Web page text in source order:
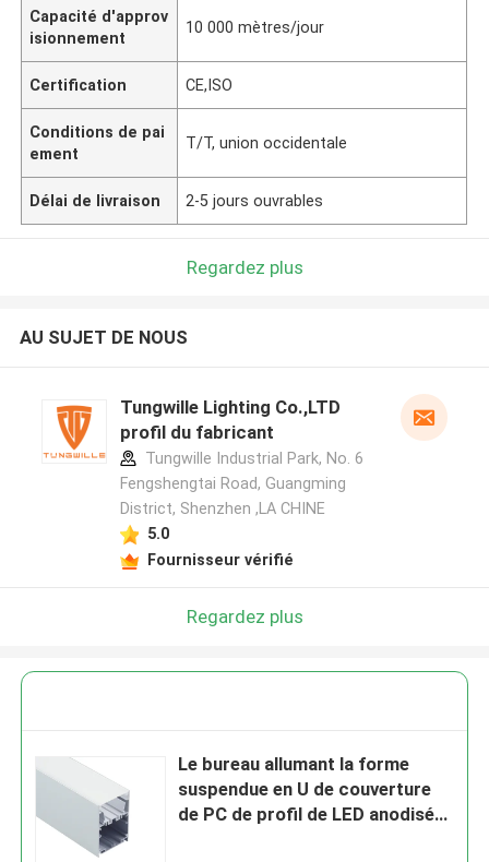
Capacité d'approv
isionnement
10 000 mètres/jour
Certification CE,ISO
Conditions de pai
ement
T/T, union occidentale
Délai de livraison 2-5 jours ouvrables
Regardez plus
AU SUJET DE NOUS
Tungwille Lighting Co.,LTD
profil du fabricant
Tungwille Industrial Park, No. 6
Fengshengtai Road, Guangming
District, Shenzhen ,LA CHINE
5.0
Fournisseur vérifié
Regardez plus
Le bureau allumant la forme
suspendue en U de couverture
de PC de profil de LED anodisée